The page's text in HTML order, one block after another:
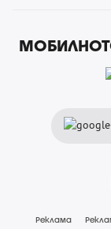
Реклама